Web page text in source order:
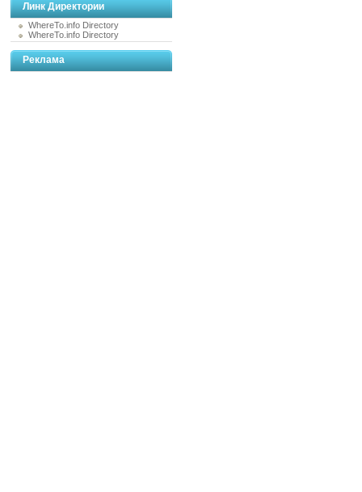
Линк Директории
WhereTo.info Directory
WhereTo.info Directory
Реклама